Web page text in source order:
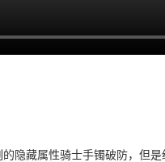
隐藏属性骑士手镯破防，但